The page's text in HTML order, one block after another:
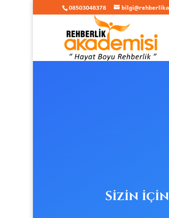
08503048378
Sizin